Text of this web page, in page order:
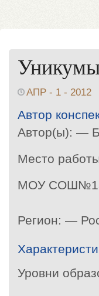
АПР - 1 - 2012
Автор
Автор(ы): —
Место
МОУ
Регион: —
Уровни